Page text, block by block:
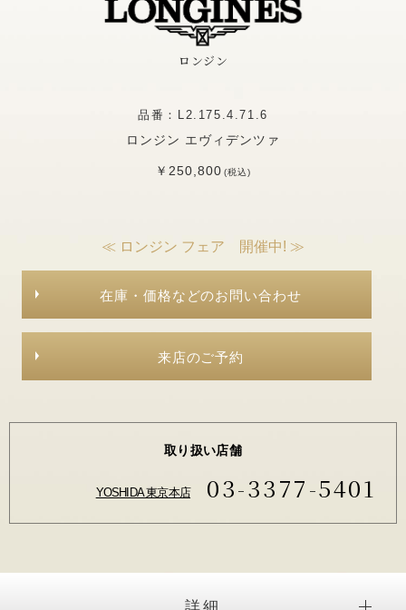
ロンジン
品番：L2.175.4.71.6
ロンジン エヴィデンツァ
￥250,800(税込)
≪ ロンジン フェア 開催中! ≫
在庫・価格などのお問い合わせ
来店のご予約
取り扱い店舗
YOSHIDA 東京本店 03-3377-5401